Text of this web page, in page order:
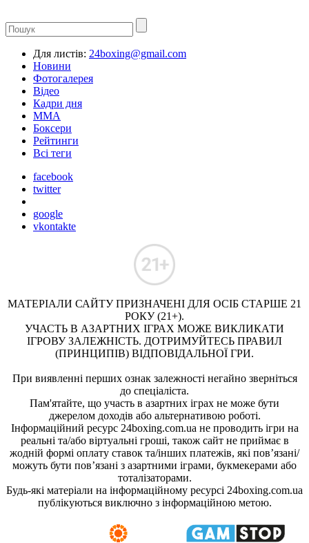
Для листів: 24boxing@gmail.com
Новини
Фотогалерея
Відео
Кадри дня
ММА
Боксери
Рейтинги
Всі теги
facebook
twitter
google
vkontakte
МАТЕРІАЛИ САЙТУ ПРИЗНАЧЕНІ ДЛЯ ОСІБ СТАРШЕ 21
РОКУ (21+).
УЧАСТЬ В АЗАРТНИХ ІГРАХ МОЖЕ ВИКЛИКАТИ
ІГРОВУ ЗАЛЕЖНІСТЬ. ДОТРИМУЙТЕСЬ ПРАВИЛ
(ПРИНЦИПІВ) ВІДПОВІДАЛЬНОЇ ГРИ.
При виявленні перших ознак залежності негайно зверніться
до спеціаліста.
Пам'ятайте, що участь в азартних іграх не може бути
джерелом доходів або альтернативою роботі.
Інформаційний ресурс 24boxing.com.ua не проводить ігри на
реальні та/або віртуальні гроші, також сайт не приймає в
жодній формі оплату ставок та/інших платежів, які пов’язані/
можуть бути пов’язані з азартними іграми, букмекерами або
тоталізаторами.
Будь-які матеріали на інформаційному ресурсі 24boxing.com.ua
публікуються виключно з інформаційною метою.